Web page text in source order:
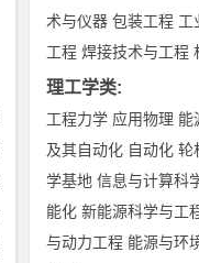
术与仪器 包装工程 工
工程 焊接技术与工程
理工学类:
工程力学 应用物理 能
及其自动化 自动化 轮
学基地 信息与计算科
能化 新能源科学与工
与动力工程 能源与环